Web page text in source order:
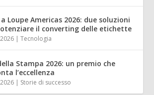
Loupe Americas 2026: due soluzioni
il converting delle etichette
|Tecnologia
Stampa 2026: un premio che
l’eccellenza
| Storie di successo